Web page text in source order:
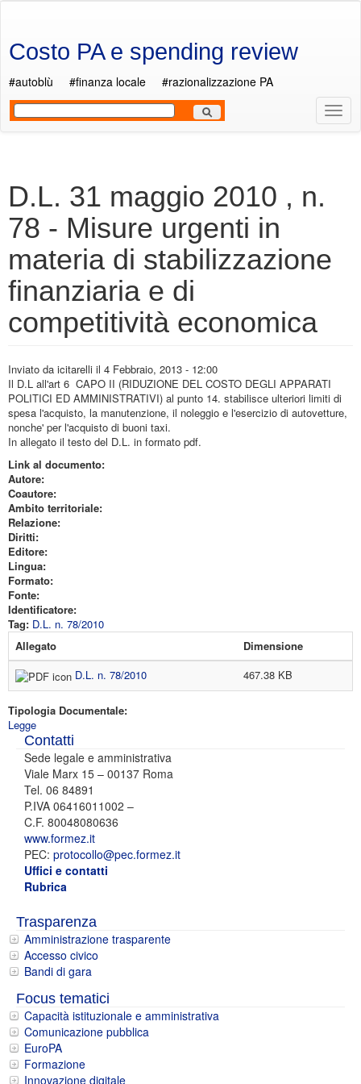
Costo PA e spending review
#autoblù #finanza locale
#razionalizzazione PA
Menù
D.L. 31 maggio 2010 , n.
78 - Misure urgenti in
materia di stabilizzazione
finanziaria e di
competitività economica
Inviato da icitarelli il 4 Febbraio, 2013 - 12:00
Il D.L all'art 6 CAPO II (RIDUZIONE DEL COSTO DEGLI APPARATI
POLITICI ED AMMINISTRATIVI) al punto 14. stabilisce ulteriori limiti di
spesa l'acquisto, la manutenzione, il noleggio e l'esercizio di autovetture,
nonche' per l'acquisto di buoni taxi.
In allegato il testo del D.L. in formato pdf.
Link al documento:
Autore:
Coautore:
Ambito territoriale:
Relazione:
Diritti:
Editore:
Lingua:
Formato:
Fonte:
Identificatore:
Tag: D.L. n. 78/2010
Allegato
Dimensione
D.L. n. 78/2010
467.38 KB
Tipologia Documentale:
Legge
Contatti
Sede legale e amministrativa
Viale Marx 15 – 00137 Roma
Tel. 06 84891
P.IVA 06416011002 –
C.F. 80048080636
www.formez.it
PEC: protocollo@pec.formez.it
Uffici e contatti
Rubrica
Trasparenza
Amministrazione trasparente
Accesso civico
Bandi di gara
Focus tematici
Capacità istituzionale e amministrativa
Comunicazione pubblica
EuroPA
Formazione
Innovazione digitale